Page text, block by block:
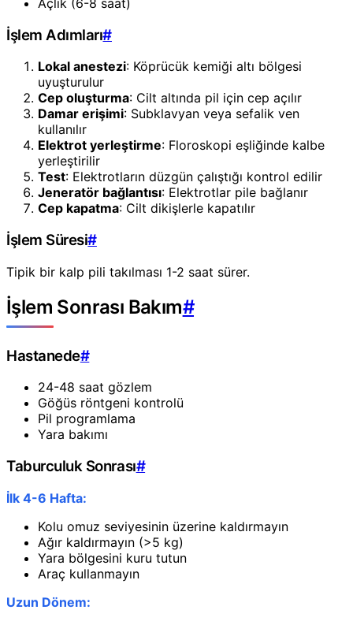
İşlem Adımları#
Lokal anestezi: Köprücük kemiği altı bölgesi
uyuşturulur
Cep oluşturma: Cilt altında pil için cep açılır
Damar erişimi: Subklavyan veya sefalik ven
kullanılır
Elektrot yerleştirme: Floroskopi eşliğinde kalbe
yerleştirilir
Test: Elektrotların düzgün çalıştığı kontrol edilir
Jeneratör bağlantısı: Elektrotlar pile bağlanır
Cep kapatma: Cilt dikişlerle kapatılır
İşlem Süresi#
Tipik bir kalp pili takılması 1-2 saat sürer.
İşlem Sonrası Bakım#
Hastanede#
24-48 saat gözlem
Göğüs röntgeni kontrolü
Pil programlama
Yara bakımı
Taburculuk Sonrası#
İlk 4-6 Hafta:
Kolu omuz seviyesinin üzerine kaldırmayın
Ağır kaldırmayın (>5 kg)
Yara bölgesini kuru tutun
Araç kullanmayın
Uzun Dönem: